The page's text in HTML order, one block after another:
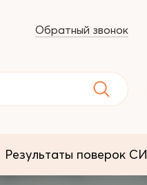
Обратный звонок
Результаты поверок СИ